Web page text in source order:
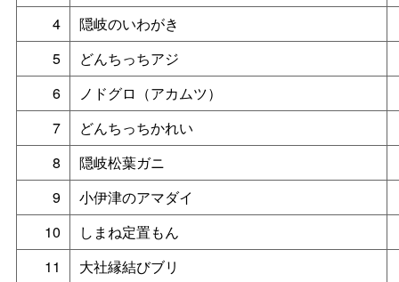
4
隠岐のいわがき
5
どんちっちアジ
6
ノドグロ（アカムツ）
7
どんちっちかれい
8
隠岐松葉ガニ
9
小伊津のアマダイ
10
しまね定置もん
11
大社縁結びブリ